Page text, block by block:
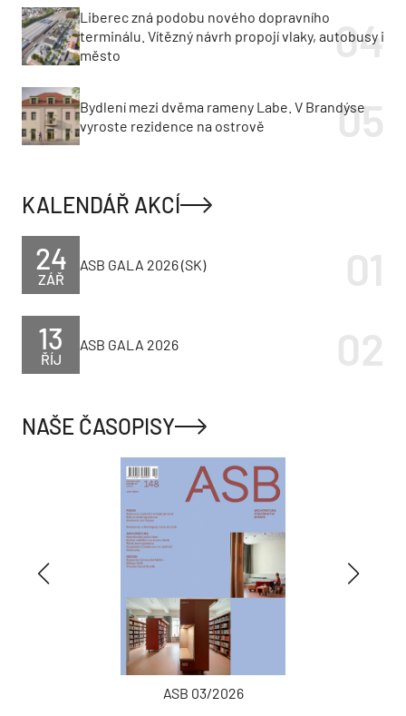
Liberec zná podobu nového dopravního
terminálu. Vítězný návrh propojí vlaky, autobusy i
město
Bydlení mezi dvěma rameny Labe. V Brandýse
vyroste rezidence na ostrově
KALENDÁŘ AKCÍ
ZÁŘ
24 ASB GALA 2026 (SK)
ŘÍJ
13 ASB GALA 2026
NAŠE ČASOPISY
ASB 03/2026